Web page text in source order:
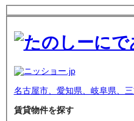
名古屋市、愛知県、岐阜県、
賃貸物件を探す